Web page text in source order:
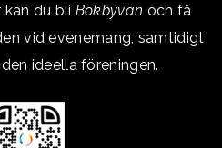
du bli Bokbyvän och få
vid evenemang, samtidigt
ideella föreningen.